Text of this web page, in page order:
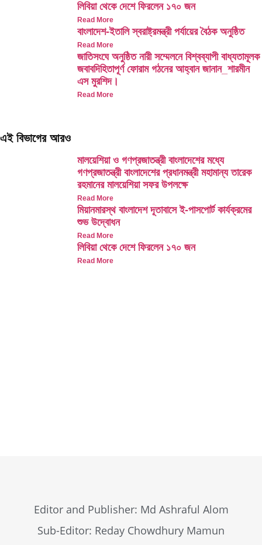
লিবিয়া থেকে দেশে ফিরলেন ১৭০ জন
Read More
বাংলাদেশ-ইতালি স্বরাষ্ট্রমন্ত্রী পর্যায়ের বৈঠক অনুষ্ঠিত
Read More
জাতিসংঘে অনুষ্ঠিত নারী সম্মেলনে বিশ্বব্যাপী বাধ্যতামূলক
জবাবদিহিতাপূর্ণ ফোরাম গঠনের আহ্বান জানান_শারমীন
এস মুরশিদ।
Read More
এই বিভাগের আরও
মালয়েশিয়া ও গণপ্রজাতন্ত্রী বাংলাদেশের মধ্যে
গণপ্রজাতন্ত্রী বাংলাদেশের প্রধানমন্ত্রী মহামান্য তারেক
রহমানের মালয়েশিয়া সফর উপলক্ষে
Read More
মিয়ানমারস্থ বাংলাদেশ দূতাবাসে ই-পাসপোর্ট কার্যক্রমের
শুভ উদ্বোধন
Read More
লিবিয়া থেকে দেশে ফিরলেন ১৭০ জন
Read More
Editor and Publisher: Md Ashraful Alom
Sub-Editor: Reday Chowdhury Mamun